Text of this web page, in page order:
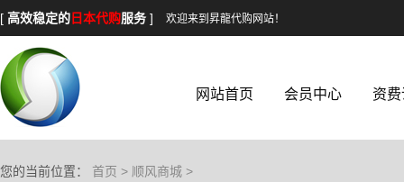
[ 高效稳定的 日本代购服务 ] 欢迎来到昇龍代购网站！
网站首页 会员中心 资
您的当前位置： 首页 > 顺风商城 >